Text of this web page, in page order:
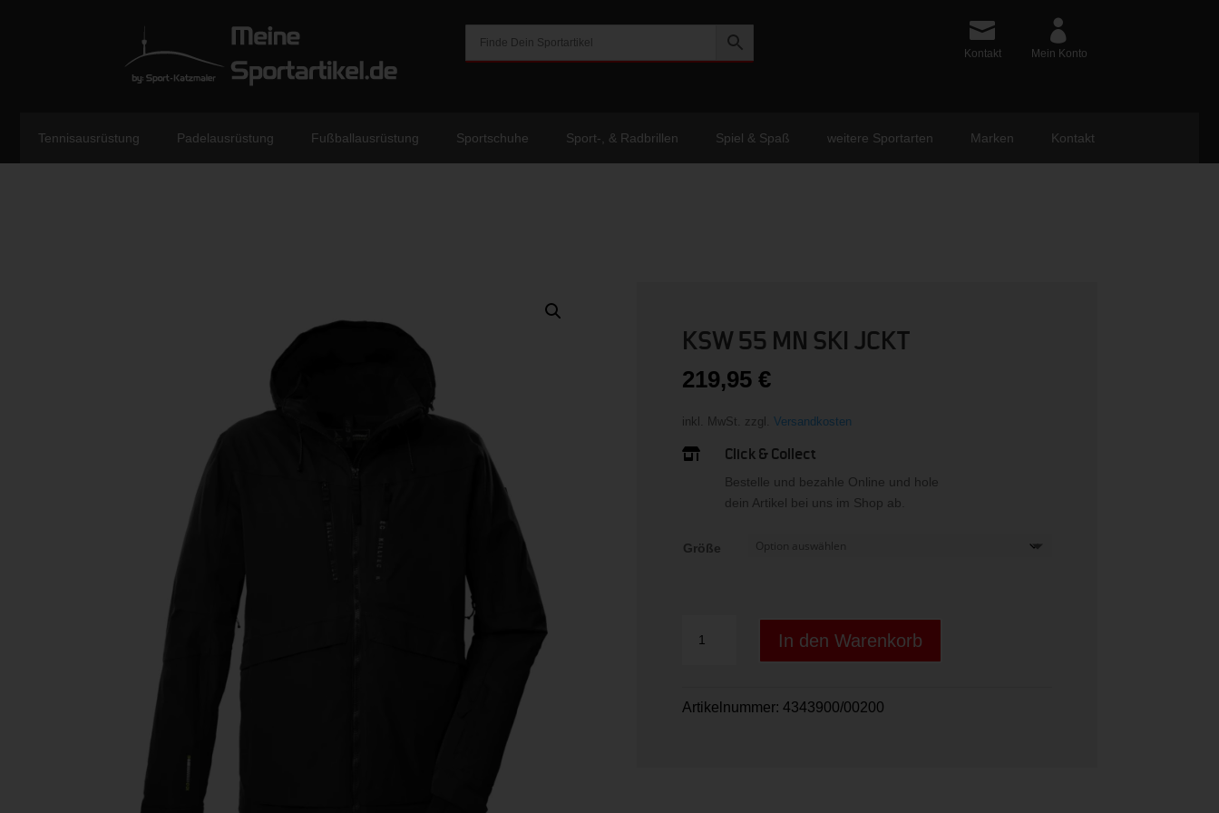
Kontakt Mein Konto
Tennisausrüstung Padelausrüstung Fußballausrüstung Sportschuhe Sport-, & Radbrillen Spiel & Spaß weitere Sportarten Marken Kontakt
KSW 55 MN SKI JCKT
219,95 €
inkl. MwSt. zzgl. Versandkosten
 Click & Collect
Bestelle und bezahle Online und hole
dein Artikel bei uns im Shop ab.
Größe
JCKT
In den Warenkorb
Artikelnummer: 4343900/00200